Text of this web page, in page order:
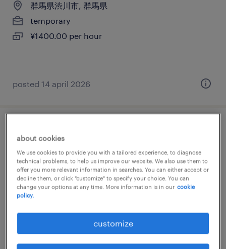
群馬県渋川市, 群馬県
temporary
¥1400.00 per hour
posted 14 april 2026
群馬県渋川市, 群馬県
temporary
¥1400.00 per hour
posted 12 may 2026
about cookies
We use cookies to provide you with a tailored experience, to diagnose
technical problems, to help us improve our website. We also use them to
offer you more relevant information in searches. You can either accept or
decline them, or click "customize" to specify your choice. You can
change your options at any time. More information is in our cookie
policy.
customize